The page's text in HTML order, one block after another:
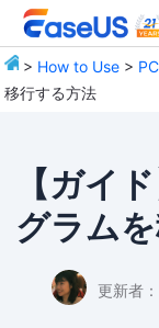
> How to Use >
移行する方法
【ガイ
グラム
更新者：